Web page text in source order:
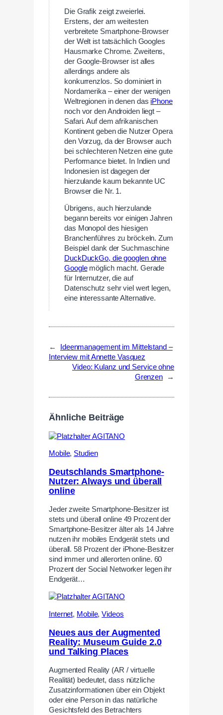
Die Grafik zeigt zweierlei.
Erstens, der am weitesten
verbreitete Smartphone-Browser
der Welt ist tatsächlich Googles
Hausmarke Chrome. Zweitens,
der Google-Browser ist alles
allerdings andere als
konkurrenzlos. So dominiert in
Nordamerika – einer der wenigen
Weltregionen in denen das iPhone
noch vor den Androiden liegt –
Safari. Auf dem afrikanischen
Kontinent geben die Nutzer Opera
den Vorzug, da der Browser auch
bei schlechteren Netzen eine gute
Performance bietet. In Indien und
Indonesien ist dagegen der
hierzulande kaum bekannte UC
Browser die Nr. 1.
Übrigens, auch hierzulande
begann bereits vor einigen Jahren
das Monopol des hiesigen
Branchenführes zu bröckeln. Zum
Beispiel dank der Suchmaschine
DuckDuckGo, die googlen ohne
Googlemöglich macht. Gerade
für Internutzer, die auf
Datenschutz sehr viel wert legen,
eine interessante Alternative.
←
Ideenmanagement im Mittelstand –
Interview mit Annette Vasquez
Video: Kulanz und Service ohne
Grenzen
→
Ähnliche Beiträge
Mobile, Studien
Deutschlands Smartphone-
Nutzer: Always und überall
online
Jeder zweite Smartphone-Besitzer ist
stets und überall online 49 Prozent der
Smartphone-Besitzer älter als 14 Jahre
nutzen ihr mobiles Endgerät stets und
überall. 58 Prozent der iPhone-Besitzer
sind immer und allerorten online. 60
Prozent der Social Networker legen ihr
Endgerät…
Internet, Mobile,Videos
Neues aus der Augmented
Reality: Museum Guide 2.0
und Talking Places
Augmented Reality (AR / virtuelle
Realität) bedeutet, dass nützliche
Zusatzinformationen über ein Objekt
oder eine Person in das natürliche
Gesichtsfeld des Betrachters